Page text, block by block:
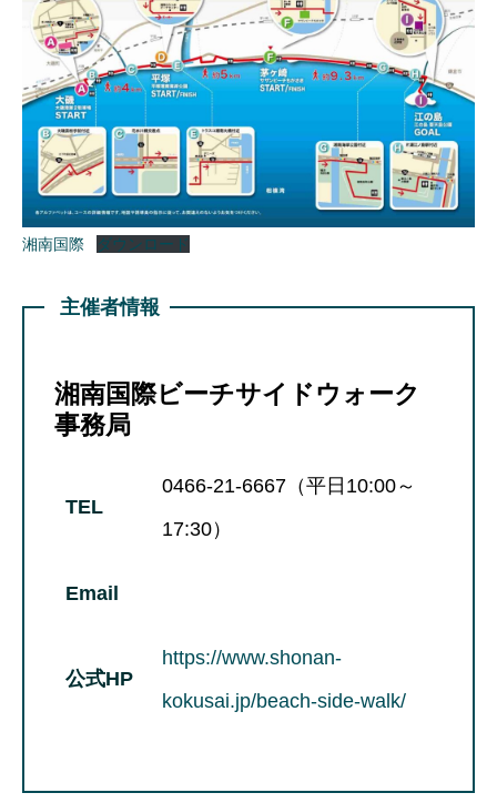
湘南国際 ダウンロード
主催者情報
湘南国際ビーチサイドウォーク
事務局
TEL
0466-21-6667（平日10:00～
17:30）
Email
公式HP
https://www.shonan-
kokusai.jp/beach-side-walk/